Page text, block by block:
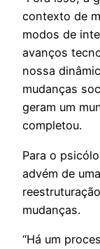
contexto de
modos de
avanços
nossa
mudanças
geram um
completou.
Para o
advém de
mudanças.
“Há um